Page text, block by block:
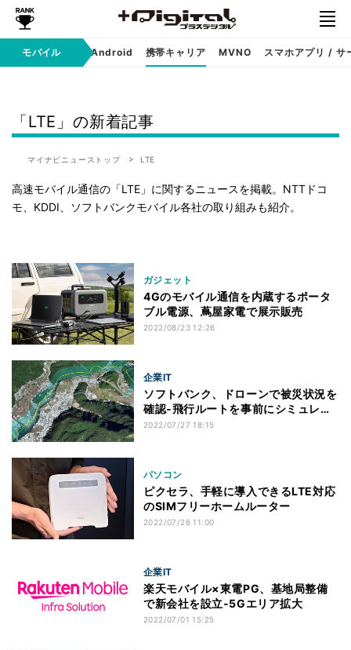
モバイル
iPhone Android 携帯キャリア MVNO スマホアプリ / サ
「LTE」の新着記事
マイナビニューストップ LTE
高速モバイル通信の「LTE」に関するニュースを掲載。NTTドコ
モ、KDDI、ソフトバンクモバイル各社の取り組みも紹介。
ガジェット
4Gのモバイル通信を内蔵するポータ
ブル電源、蔦屋家電で展示販売
2022/08/23 12:26
企業IT
ソフトバンク、ドローンで被災状況を
確認‐飛行ルートを事前にシミュレー
ション
2022/07/27 18:15
パソコン
ピクセラ、手軽に導入できるLTE対応
のSIMフリーホームルーター
2022/07/26 11:00
企業IT
楽天モバイル×東電PG、基地局整備
で新会社を設立‐5Gエリア拡大
2022/07/01 15:25